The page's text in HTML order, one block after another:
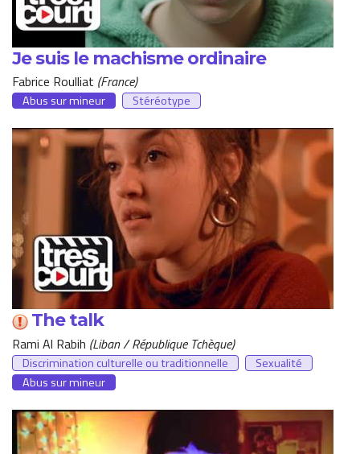
Je suis le machisme ordinaire
Fabrice Roulliat France
Abus sur mineur Stéréotype
The talk
Rami Al Rabih Liban / République Tchèque
Discrimination culturelle ou traditionnelle
Sexualité
Abus sur mineur